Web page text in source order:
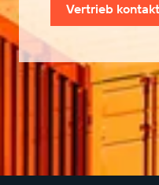
Vertrieb